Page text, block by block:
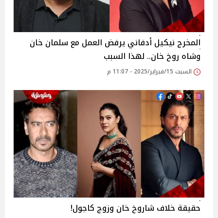
المخرج نيكيل أدفاني يرفض العمل مع سلمان خان
وشاه روخ خان.. لهذا السبب
السبت 15/فبراير/2025 - 11:07 م
حقيقة خلاف شاروخ خان وزوج كاجول!